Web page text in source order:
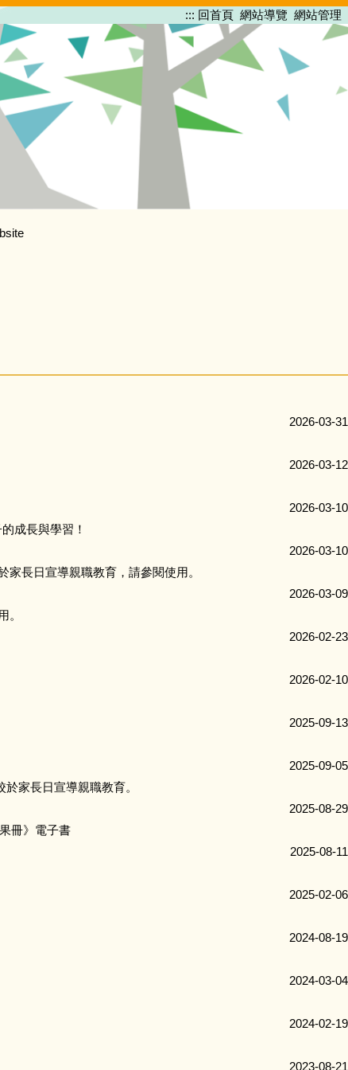
::: 回首頁 網站導覽 網站管理
2026-03-31
2026-03-12
2026-03-10
成長與學習！
2026-03-10
長日宣導親職教育，請參閱使用。
2026-03-09
。
2026-02-23
2026-02-10
2025-09-13
2025-09-05
家長日宣導親職教育。
2025-08-29
冊》電子書
2025-08-11
2025-02-06
2024-08-19
2024-03-04
2024-02-19
2023-08-21